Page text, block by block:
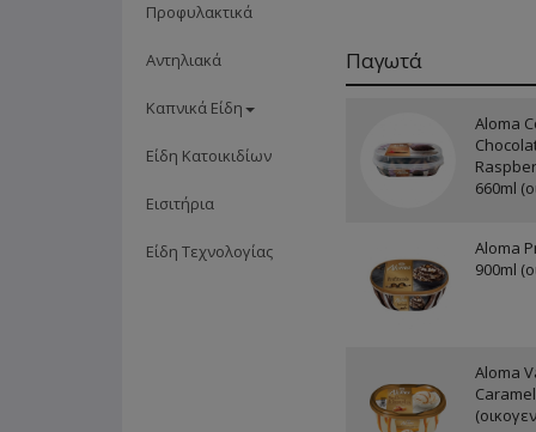
Προφυλακτικά
Αντηλιακά
Καπνικά Είδη
Είδη Κατοικιδίων
Εισιτήρια
Είδη Τεχνολογίας
Παγωτά
Aloma
660ml
Aloma
900ml
Aloma